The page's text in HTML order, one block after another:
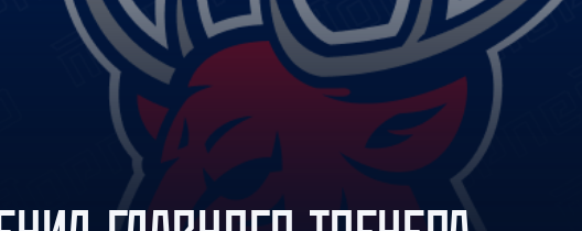
Амур
Барыс
Салават Юлаев
Сибирь